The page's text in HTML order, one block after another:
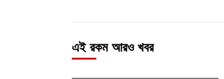
এই রকম আরও খবর